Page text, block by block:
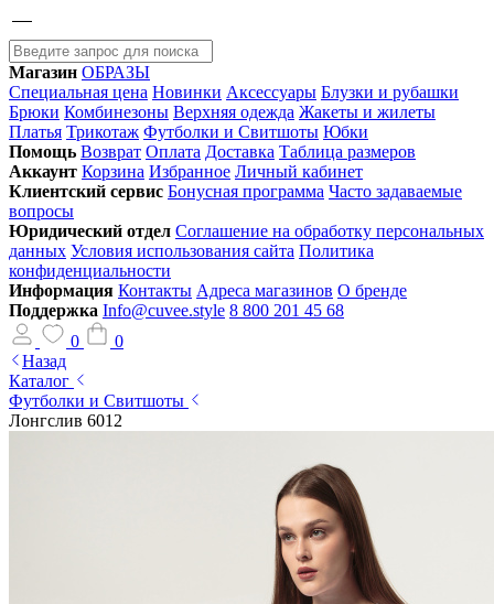
Магазин ОБРАЗЫ
Специальная цена Новинки Аксессуары Блузки и рубашки
Брюки Комбинезоны Верхняя одежда Жакеты и жилеты
Платья Трикотаж Футболки и Свитшоты Юбки
Помощь Возврат Оплата Доставка Таблица размеров
Аккаунт Корзина Избранное Личный кабинет
Клиентский сервис Бонусная программа Часто задаваемые
вопросы
Юридический отдел Соглашение на обработку персональных
данных Условия использования сайта Политика
конфиденциальности
Информация Контакты Адреса магазинов О бренде
Поддержка Info@cuvee.style 8 800 201 45 68
0
0
Назад
Каталог
Футболки и Свитшоты
Лонгслив 6012